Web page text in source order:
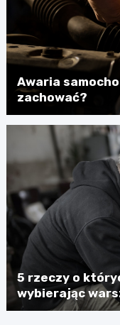
Awaria
zachować?
5 rzeczy o
wybierając